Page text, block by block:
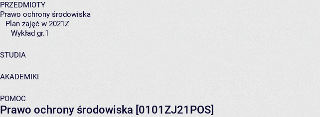
PRZEDMIOTY
Prawo ochrony środowiska
Plan zajęć w 2021Z
Wykład gr.1
STUDIA
AKADEMIKI
POMOC
Prawo ochrony środowiska [0101ZJ21POS]